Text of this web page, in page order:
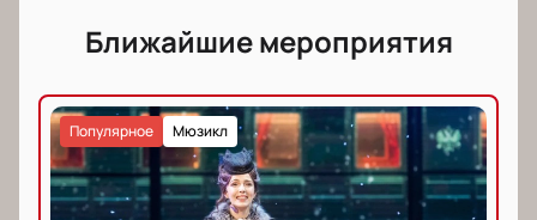
Ближайшие мероприятия
Мюзикл
Популярное